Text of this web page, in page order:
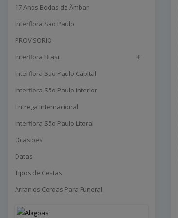
17 Anos Bodas de Âmbar
Interflora São Paulo
PROVISORIO
Interflora Brasil
+
Interflora São Paulo Capital
Interflora São Paulo Interior
Entrega Internacional
Interflora São Paulo Litoral
Ocasiões
Datas
Tipos de Cestas
Arranjos Coroas Para Funeral